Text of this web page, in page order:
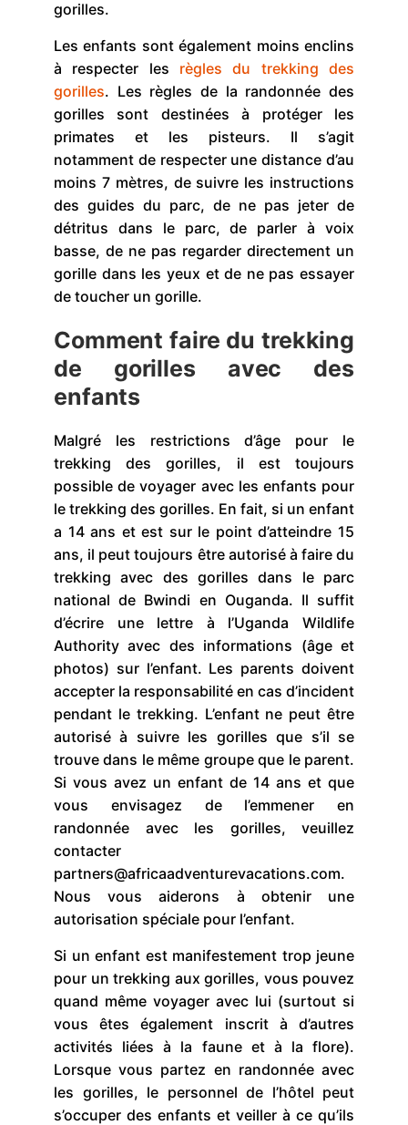
gorilles.
Les enfants sont également moins enclins
à respecter les règles du trekking des
gorilles. Les règles de la randonnée des
gorilles sont destinées à protéger les
primates et les pisteurs. Il s’agit
notamment de respecter une distance d’au
moins 7 mètres, de suivre les instructions
des guides du parc, de ne pas jeter de
détritus dans le parc, de parler à voix
basse, de ne pas regarder directement un
gorille dans les yeux et de ne pas essayer
de toucher un gorille.
Comment faire du trekking
de gorilles avec des
enfants
Malgré les restrictions d’âge pour le
trekking des gorilles, il est toujours
possible de voyager avec les enfants pour
le trekking des gorilles. En fait, si un enfant
a 14 ans et est sur le point d’atteindre 15
ans, il peut toujours être autorisé à faire du
trekking avec des gorilles dans le parc
national de Bwindi en Ouganda. Il suffit
d’écrire une lettre à l’Uganda Wildlife
Authority avec des informations (âge et
photos) sur l’enfant. Les parents doivent
accepter la responsabilité en cas d’incident
pendant le trekking. L’enfant ne peut être
autorisé à suivre les gorilles que s’il se
trouve dans le même groupe que le parent.
Si vous avez un enfant de 14 ans et que
vous envisagez de l’emmener en
randonnée avec les gorilles, veuillez
contacter
partners@africaadventurevacations.com.
Nous vous aiderons à obtenir une
autorisation spéciale pour l’enfant.
Si un enfant est manifestement trop jeune
pour un trekking aux gorilles, vous pouvez
quand même voyager avec lui (surtout si
vous êtes également inscrit à d’autres
activités liées à la faune et à la flore).
Lorsque vous partez en randonnée avec
les gorilles, le personnel de l’hôtel peut
s’occuper des enfants et veiller à ce qu’ils